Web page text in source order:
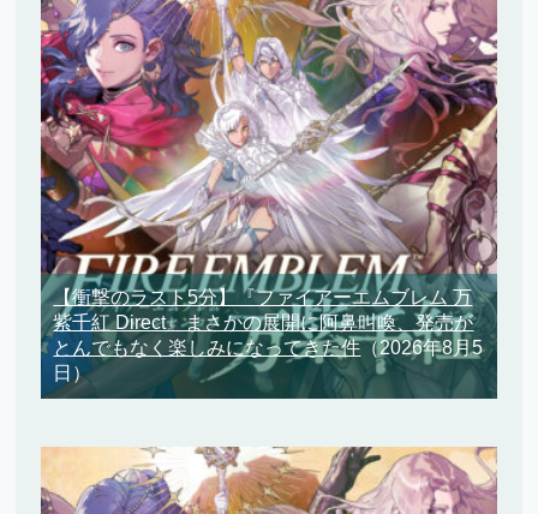
【衝撃のラスト5分】『ファイアーエムブレム 万
紫千紅 Direct』まさかの展開に阿鼻叫喚、発売が
とんでもなく楽しみになってきた件（2026年8月5
日）